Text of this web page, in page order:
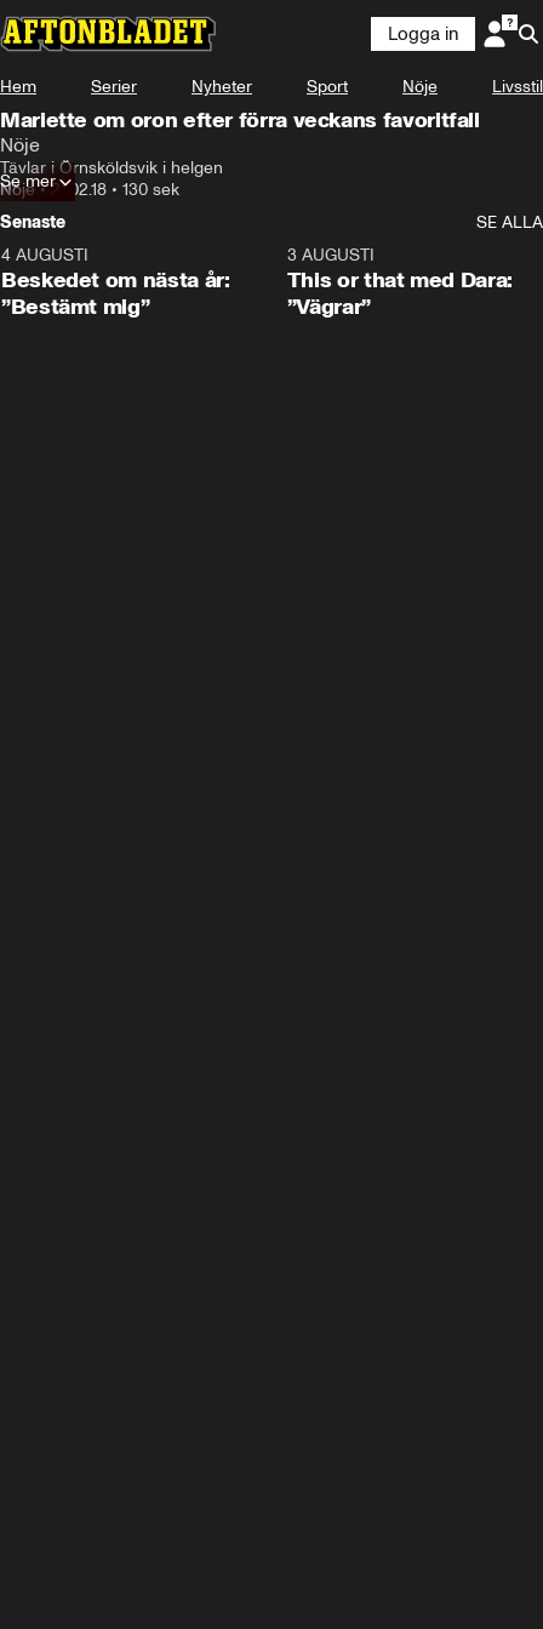
Logga in
Hem Serier Nyheter Sport Nöje Livsstil
Mariette om oron efter förra veckans favoritfall
Nöje
Tävlar i Örnsköldsvik i helgen
Nöje•21.02.18 • 130 sek
Se mer
Senaste
SE ALLA
4 AUGUSTI
Beskedet om nästa år:
”Bestämt mig”
3 AUGUSTI
This or that med Dara:
”Vägrar”